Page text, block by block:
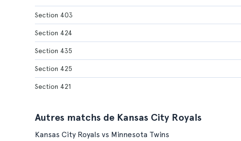
Section 403
Section 424
Section 435
Section 425
Section 421
Autres matchs de Kansas City Royals
Kansas City Royals vs Minnesota Twins